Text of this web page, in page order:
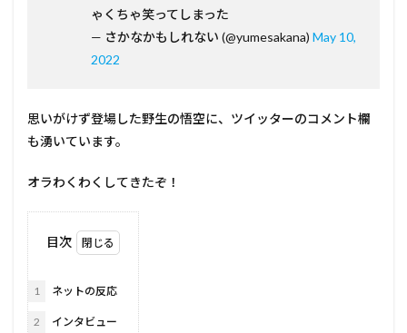
ゃくちゃ笑ってしまった
— さかなかもしれない (@yumesakana) May 10,
2022
思いがけず登場した野生の悟空に、ツイッターのコメント欄
も湧いています。
オラわくわくしてきたぞ！
目次
1 ネットの反応
2 インタビュー